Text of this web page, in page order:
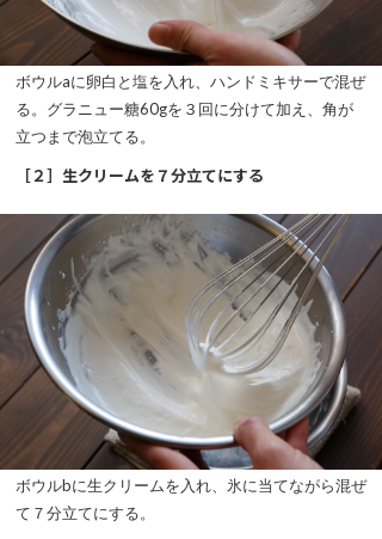
ボウルaに卵白と塩を入れ、ハンドミキサーで混ぜ
る。グラニュー糖60gを３回に分けて加え、角が
立つまで泡立てる。
［２］ 生クリームを７分立てにする
ボウルbに生クリームを入れ、氷に当てながら混ぜ
て７分立てにする。